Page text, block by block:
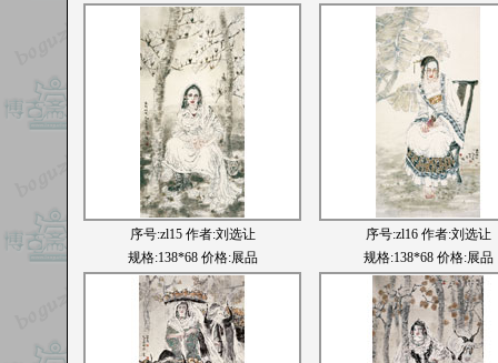
序号:zl15作者:刘选让 序号:zl16作者:刘选让
规格:138*68 价格:展品
规格:138*68 价格:展品